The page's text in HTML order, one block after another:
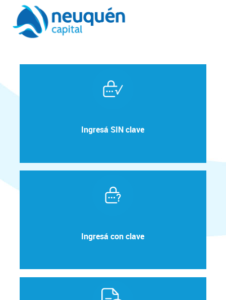
Ingresá SIN clave
Ingresá con clave